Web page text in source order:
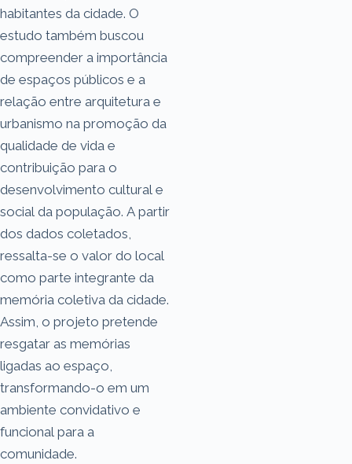
habitantes da cidade. O
estudo também buscou
compreender a importância
de espaços públicos e a
relação entre arquitetura e
urbanismo na promoção da
qualidade de vida e
contribuição para o
desenvolvimento cultural e
social da população. A partir
dos dados coletados,
ressalta-se o valor do local
como parte integrante da
memória coletiva da cidade.
Assim, o projeto pretende
resgatar as memórias
ligadas ao espaço,
transformando-o em um
ambiente convidativo e
funcional para a
comunidade.